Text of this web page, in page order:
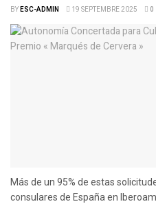
BYESC-ADMIN 19 SEPTEMBRE 2025 0
Más de un 95% de estas
consulares de España en